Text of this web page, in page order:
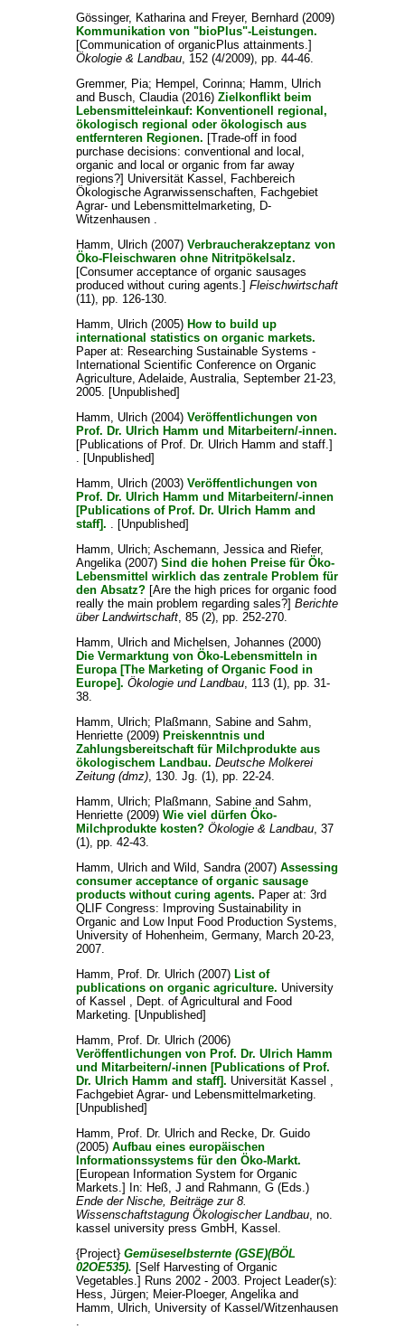
Gössinger, Katharinaand Freyer, Bernhard (2009)
Kommunikation von "bioPlus"-Leistungen.
[Communication of organicPlus attainments.]
Ökologie & Landbau, 152 (4/2009), pp. 44-46.
Gremmer, Pia; Hempel, Corinna; Hamm, Ulrich
and Busch, Claudia(2016) Zielkonflikt beim
Lebensmitteleinkauf: Konventionell regional,
ökologisch regional oder ökologisch aus
entfernteren Regionen. [Trade-off in food
purchase decisions: conventional and local,
organic and local or organic from far away
regions?] Universität Kassel, Fachbereich
Ökologische Agrarwissenschaften, Fachgebiet
Agrar- und Lebensmittelmarketing, D-
Witzenhausen .
Hamm, Ulrich(2007) Verbraucherakzeptanz von
Öko-Fleischwaren ohne Nitritpökelsalz.
[Consumer acceptance of organic sausages
produced without curing agents.] Fleischwirtschaft
(11), pp. 126-130.
Hamm, Ulrich(2005) How to build up
international statistics on organic markets.
Paper at: Researching Sustainable Systems -
International Scientific Conference on Organic
Agriculture, Adelaide, Australia, September 21-23,
2005. [Unpublished]
Hamm, Ulrich(2004) Veröffentlichungen von
Prof. Dr. Ulrich Hamm und Mitarbeitern/-innen.
[Publications of Prof. Dr. Ulrich Hamm and staff.]
. [Unpublished]
Hamm, Ulrich(2003) Veröffentlichungen von
Prof. Dr. Ulrich Hamm und Mitarbeitern/-innen
[Publications of Prof. Dr. Ulrich Hamm and
staff]. . [Unpublished]
Hamm, Ulrich; Aschemann, Jessicaand Riefer,
Angelika(2007) Sind die hohen Preise für Öko-
Lebensmittel wirklich das zentrale Problem für
den Absatz?[Are the high prices for organic food
really the main problem regarding sales?] Berichte
über Landwirtschaft, 85 (2), pp. 252-270.
Hamm, Ulrichand Michelsen, Johannes (2000)
Die Vermarktung von Öko-Lebensmitteln in
Europa [The Marketing of Organic Food in
Europe]. Ökologie und Landbau, 113 (1), pp. 31-
38.
Hamm, Ulrich; Plaßmann, Sabineand Sahm,
Henriette(2009) Preiskenntnis und
Zahlungsbereitschaft für Milchprodukte aus
ökologischem Landbau. Deutsche Molkerei
Zeitung (dmz), 130. Jg. (1), pp. 22-24.
Hamm, Ulrich; Plaßmann, Sabineand Sahm,
Henriette(2009) Wie viel dürfen Öko-
Milchprodukte kosten? Ökologie & Landbau, 37
(1), pp. 42-43.
Hamm, Ulrichand Wild, Sandra(2007) Assessing
consumer acceptance of organic sausage
products without curing agents. Paper at: 3rd
QLIF Congress: Improving Sustainability in
Organic and Low Input Food Production Systems,
University of Hohenheim, Germany, March 20-23,
2007.
Hamm, Prof. Dr. Ulrich(2007) List of
publications on organic agriculture. University
of Kassel , Dept. of Agricultural and Food
Marketing. [Unpublished]
Hamm, Prof. Dr. Ulrich(2006)
Veröffentlichungen von Prof. Dr. Ulrich Hamm
und Mitarbeitern/-innen [Publications of Prof.
Dr. Ulrich Hamm and staff]. Universität Kassel ,
Fachgebiet Agrar- und Lebensmittelmarketing.
[Unpublished]
Hamm, Prof. Dr. Ulrichand Recke, Dr. Guido
(2005) Aufbau eines europäischen
Informationssystems für den Öko-Markt.
[European Information System for Organic
Markets.] In: Heß, J and Rahmann, G(Eds.)
Ende der Nische, Beiträge zur 8.
Wissenschaftstagung Ökologischer Landbau, no.
kassel university press GmbH, Kassel.
{Project} Gemüseselbsternte (GSE)(BÖL
02OE535). [Self Harvesting of Organic
Vegetables.] Runs 2002 - 2003. Project Leader(s):
Hess, Jürgen; Meier-Ploeger, Angelikaand
Hamm, Ulrich, University of Kassel/Witzenhausen
.